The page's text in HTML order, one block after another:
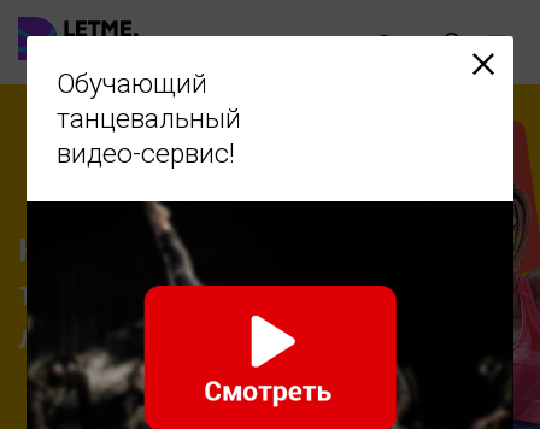
Ru
Научиться
танцевать -
легко!
Обучающий
танцевальный
видео-сервис!